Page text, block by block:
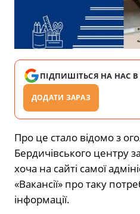
ПІДПИШІТЬСЯ НА НАС В
ДОДАТИ ЗАРАЗ
Про це стало відомо з
Бердичівського центру
хоча на сайті самої
«Вакансії» про таку
інформації.